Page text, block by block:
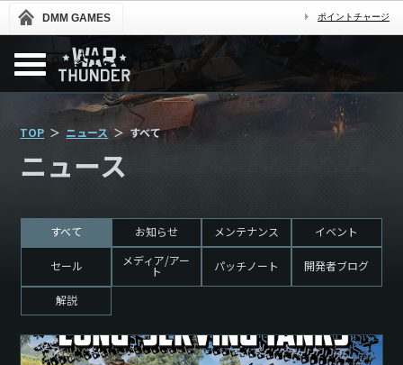
DMM GAMES ポイントチャージ
TOP ニュース すべて
ニュース
すべて お知らせ メンテナンス イベント
セール メディア/アー
ト パッチノート 開発者ブログ
解説